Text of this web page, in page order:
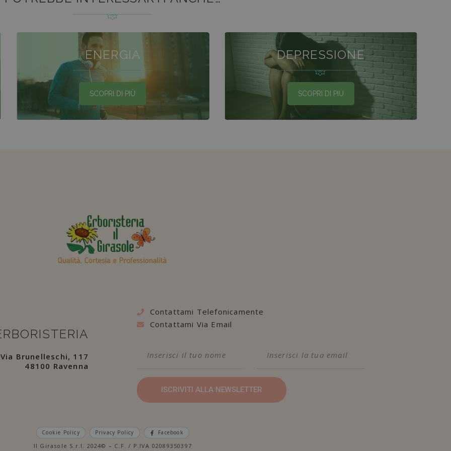
ENERGIA
SCOPRI DI PIÙ
DEPRESSIONE
SCOPRI DI PIÙ
Via Brunelleschi, 117
48100 Ravenna
Contattami Telefonicamente
Contattami Via Email
ISCRIVITI ALLA NEWSLETTER
Cookie Policy Privacy Policy Facebook
Il Girasole S.r.l. 2024© – C.F. / P.IVA 02089350397